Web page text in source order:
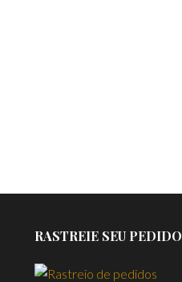
RASTREIE SEU PEDIDO